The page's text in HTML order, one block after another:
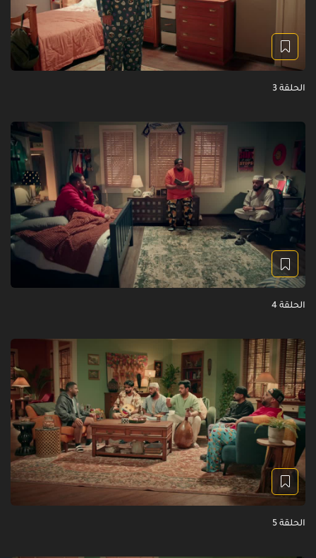
الحلقة 3
الحلقة 4
الحلقة 5